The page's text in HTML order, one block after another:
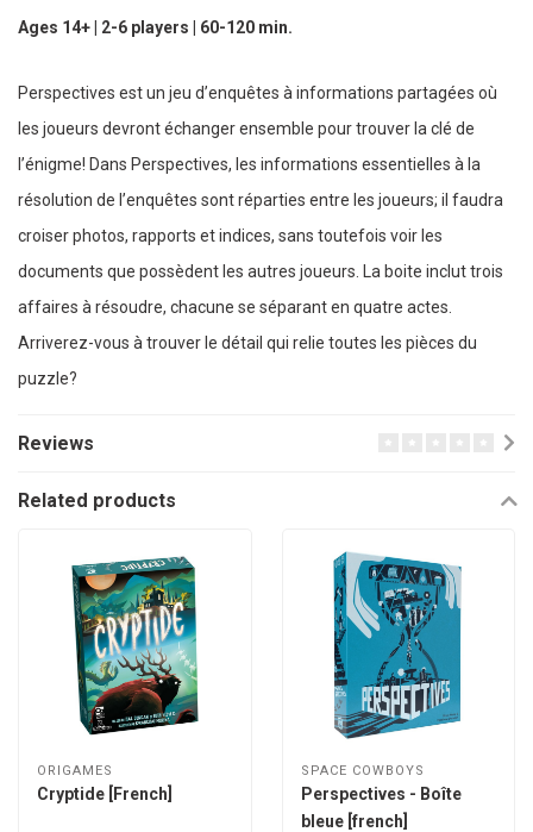
Ages 14+ | 2-6 players | 60-120 min.
Perspectives est un jeu d’enquêtes à informations partagées où
les joueurs devront échanger ensemble pour trouver la clé de
l’énigme! Dans Perspectives, les informations essentielles à la
résolution de l’enquêtes sont réparties entre les joueurs; il faudra
croiser photos, rapports et indices, sans toutefois voir les
documents que possèdent les autres joueurs. La boite inclut trois
affaires à résoudre, chacune se séparant en quatre actes.
Arriverez-vous à trouver le détail qui relie toutes les pièces du
puzzle?
Reviews
Related products
ORIGAMES
Cryptide [French]
SPACE COWBOYS
Perspectives - Boîte
bleue [french]